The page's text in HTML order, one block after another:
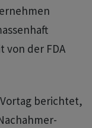
von der FDA
berichtet,